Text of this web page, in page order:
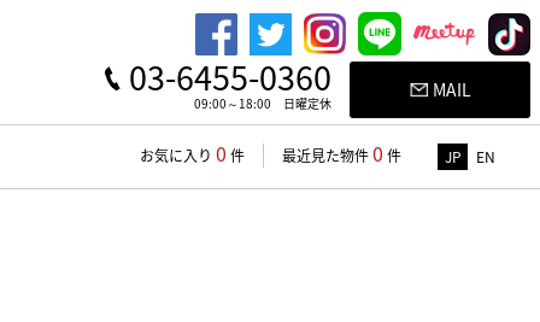
03-6455-0360
09:00～18:00 日曜定休
MAIL
お気に入り 0 件 最近見た物件0 件 JP EN